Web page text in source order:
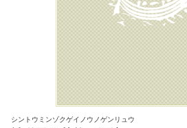
シントウミンゾクゲイノウノゲンリュウ